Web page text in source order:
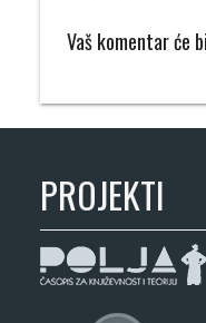
Vaš komentar će
PROJEKTI